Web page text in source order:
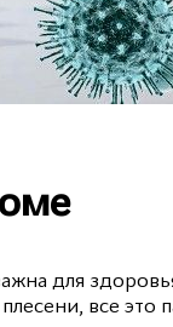
для
все это